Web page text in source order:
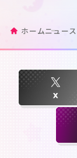
ホームニュース